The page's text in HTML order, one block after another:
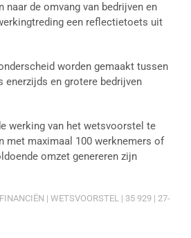
naar de omvang van bedrijven en
een reflectietoets uit
worden gemaakt tussen
enerzijds en grotere bedrijven
werking van het wetsvoorstel te
met maximaal 100 werknemers of
omzet genereren zijn
| WETSVOORSTEL | 35 929 | 27-